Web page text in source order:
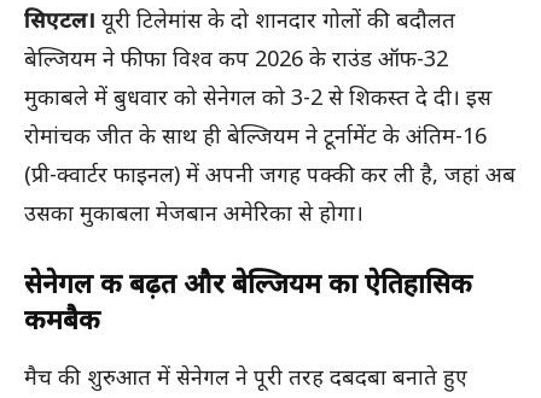
सिएटल। यूरी टिलेमांस के दो शानदार गोलों की बदौलत
बेल्जियम ने फीफा विश्व कप 2026 के राउंड ऑफ-32
मुकाबले में बुधवार को सेनेगल को 3-2 से शिकस्त दे दी। इस
रोमांचक जीत के साथ ही बेल्जियम ने टूर्नामेंट के अंतिम-16
(प्री-क्वार्टर फाइनल) में अपनी जगह पक्की कर ली है, जहां अब
उसका मुकाबला मेजबान अमेरिका से होगा।
सेनेगल की बढ़त और बेल्जियम का ऐतिहासिक
कमबैक
मैच की शुरुआत में सेनेगल ने पूरी तरह दबदबा बनाते हुए